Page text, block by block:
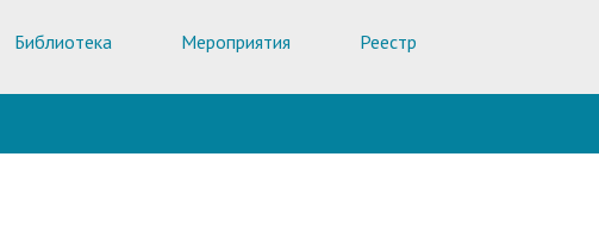
Библиотека Мероприятия Реестр